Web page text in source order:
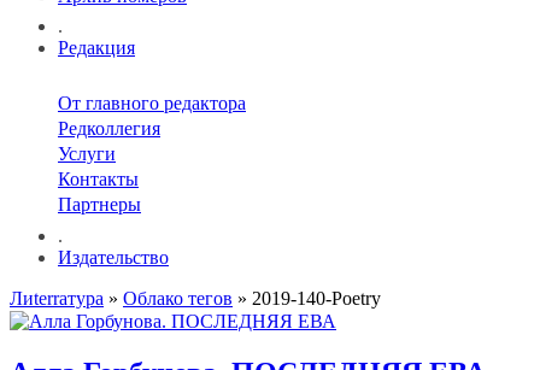
.
Редакция
От главного редактора
Редколлегия
Услуги
Контакты
Партнеры
.
Издательство
Лиterraтура » Облако тегов » 2019-140-Poetry